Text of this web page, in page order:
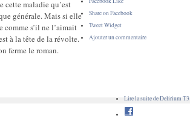
Share on Facebook
Tweet Widget
Ajouter un commentaire
cette maladie qu’est
générale. Mais si elle
s’il ne l’aimait
à la tête de la révolte.
ferme le roman.
Lire la suitede Delirium T3